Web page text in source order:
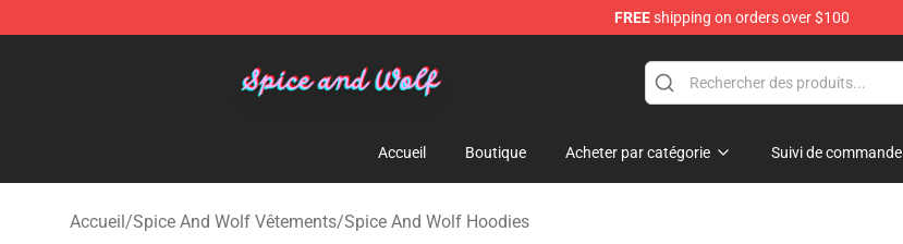
FREEshipping on orders over $100
Accueil Boutique Acheter par catégorie Suivi de commande
Accueil/Spice And Wolf Vêtements/Spice And Wolf Hoodies